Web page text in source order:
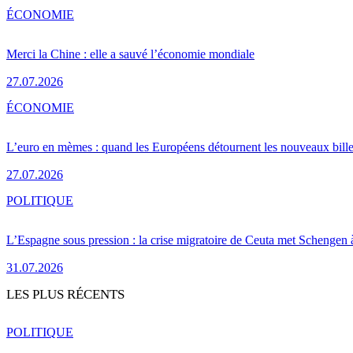
Merci la Chine : elle a sauvé l’économie mondiale
27.07.2026
ÉCONOMIE
L’euro en mèmes : quand les Européens détournent les nouveaux
27.07.2026
ÉCONOMIE
L’Espagne sous pression : la crise migratoire de Ceuta met Schengen
31.07.2026
POLITIQUE
LES PLUS RÉCENTS
POLITIQUE